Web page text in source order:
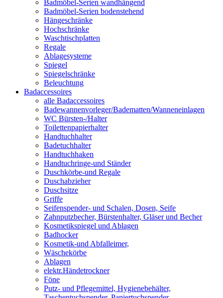
Badmöbel-Serien wandhängend
Badmöbel-Serien bodenstehend
Hängeschränke
Hochschränke
Waschtischplatten
Regale
Ablagesysteme
Spiegel
Spiegelschränke
Beleuchtung
Badaccessoires
alle Badaccessoires
Badewannenvorleger/Badematten/Wanneneinlagen
WC Bürsten-/Halter
Toilettenpapierhalter
Handtuchhalter
Badetuchhalter
Handtuchhaken
Handtuchringe-und Ständer
Duschkörbe-und Regale
Duschabzieher
Duschsitze
Griffe
Seifenspender- und Schalen, Dosen, Seife
Zahnputzbecher, Bürstenhalter, Gläser und Becher
Kosmetikspiegel und Ablagen
Badhocker
Kosmetik-und Abfalleimer,
Wäschekörbe
Ablagen
elektr.Händetrockner
Föne
Putz- und Pflegemittel, Hygienebehälter,